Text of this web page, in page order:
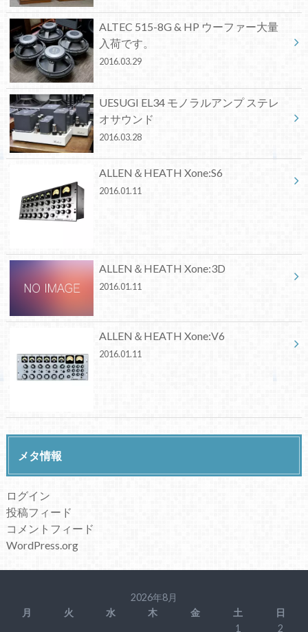
ALTEC 515-8G & HP ウーファー大量
入荷です。
2016.03.29
UESUGI EL34 モノラルアンプ ステレ
オサウンド
2016.03.28
ALLEN＆HEATH Xone:S6
2016.01.11
ALLEN＆HEATH Xone:3D
2016.01.11
ALLEN＆HEATH Xone:V6
2016.01.11
メタ情報
ログイン
投稿フィード
コメントフィード
WordPress.org
2026年8月
月
火 水 木 金 土
日
1
2